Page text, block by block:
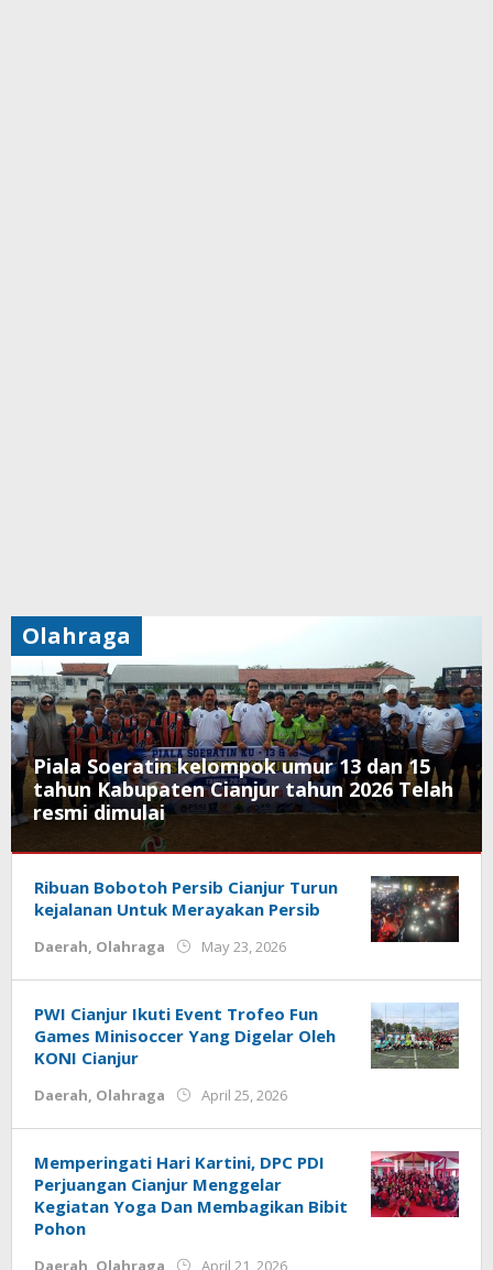
Piala Soeratin kelompok umur 13 dan 15
tahun Kabupaten Cianjur tahun 2026 Telah
resmi dimulai
Kesehatan
Olahraga,
Pendidikan
2
Deri
Lesmana
Olahraga
Ribuan Bobotoh Persib Cianjur Turun
kejalanan Untuk Merayakan Persib
Daerah, Olahraga May 23, 2026
Lesmana
PWI Cianjur Ikuti Event Trofeo Fun
Games Minisoccer Yang Digelar Oleh
KONI Cianjur
Daerah, Olahraga April 25, 2026
Lesmana
Memperingati Hari Kartini, DPC PDI
Perjuangan Cianjur Menggelar
Kegiatan Yoga Dan Membagikan Bibit
Pohon
Daerah, Olahraga April 21, 2026